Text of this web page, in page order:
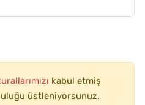
kabul etmiş
üstleniyorsunuz.